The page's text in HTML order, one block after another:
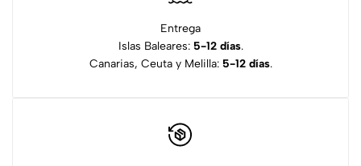
Entrega
Islas Baleares: 5-12 días.
Canarias, Ceuta y Melilla: 5-12 días.